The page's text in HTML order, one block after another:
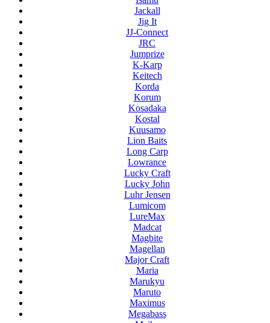
Jackall
Jig It
JJ-Connect
JRC
Jumprize
K-Karp
Keitech
Korda
Korum
Kosadaka
Kostal
Kuusamo
Lion Baits
Long Carp
Lowrance
Lucky Craft
Lucky John
Luhr Jensen
Lumicom
LureMax
Madcat
Magbite
Magellan
Major Craft
Maria
Marukyu
Maruto
Maximus
Megabass